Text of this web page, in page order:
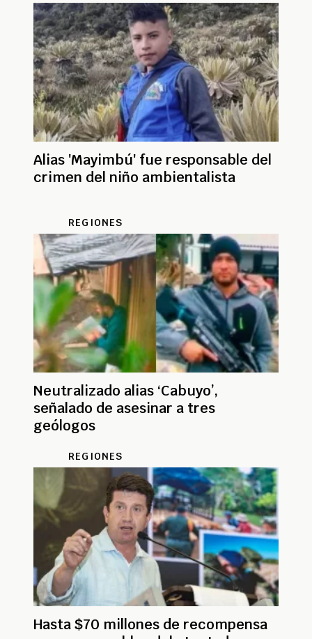
Alias 'Mayimbú' fue responsable del
crimen del niño ambientalista
REGIONES
Neutralizado alias ‘Cabuyo’,
señalado de asesinar a tres
geólogos
REGIONES
Hasta $70 millones de recompensa